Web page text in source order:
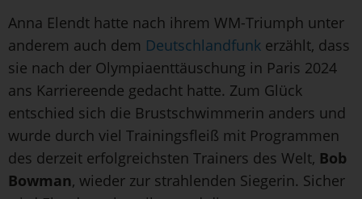
Anna Elendt hatte nach ihrem WM-Triumph unter
anderem auch dem Deutschlandfunk erzählt, dass
sie nach der Olympiaenttäuschung in Paris 2024
ans Karriereende gedacht hatte. Zum Glück
entschied sich die Brustschwimmerin anders und
wurde durch viel Trainingsfleiß mit Programmen
des derzeit erfolgreichsten Trainers des Welt, Bob
Bowman, wieder zur strahlenden Siegerin. Sicher